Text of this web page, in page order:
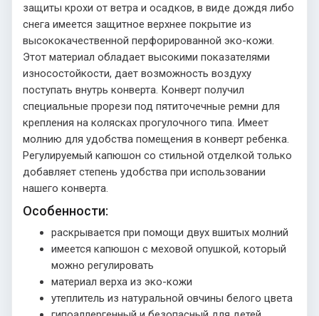
защиты крохи от ветра и осадков, в виде дождя либо
снега имеется защитное верхнее покрытие из
высококачественной перфорированной эко-кожи.
Этот материал обладает высокими показателями
износостойкости, дает возможность воздуху
поступать внутрь конверта. Конверт получил
специальные прорези под пятиточечные ремни для
крепления на колясках прогулочного типа. Имеет
молнию для удобства помещения в конверт ребенка.
Регулируемый капюшон со стильной отделкой только
добавляет степень удобства при использовании
нашего конверта.
Особенности:
раскрывается при помощи двух вшитых молний
имеется капюшон с меховой опушкой, который
можно регулировать
материал верха из эко-кожи
утеплитель из натуральной овчины белого цвета